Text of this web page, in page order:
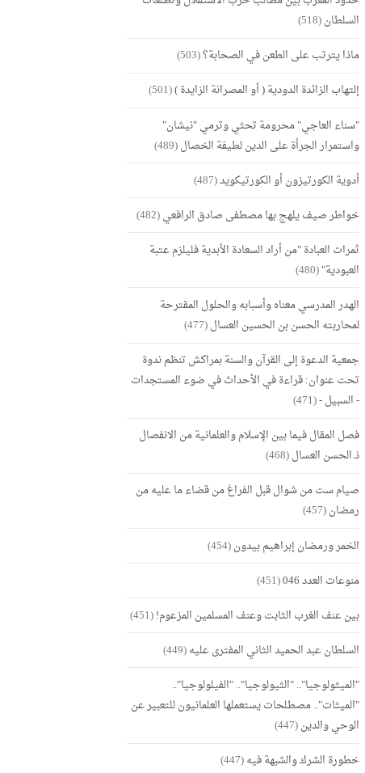
السلطان(518)
ماذا يترتب على الطعن في الصحابة؟(503)
إلتهاب الزائدة الدودية ( أو المصرانة الزايدة )(501)
"سناء العاجي" محرومة تحثي وترمي "نيشان"
واستمرار الجرأة على الدين لطيفة الخصال(489)
أدوية الكورتيزون أو الكورتيكويد(487)
خواطر صيف يلهج بها مصطفى صادق الرافعي(482)
ثمرات العبادة "من أراد السعادة الأبدية فليلزم عتبة
العبودية"(480)
الهدر المدرسي معناه وأسبابه والحلول المقترحة
لمحاربته الحسن بن الحسين العسال(477)
جمعية الدعوة إلى القرآن والسنة بمراكش تنظم ندوة
تحت عنوان: قراءة في الأحداث في ضوء المستجدات
- السبيل -(471)
فصل المقال فيما بين الإسلام والعلمانية من الانفصال
ذ.الحسن العسال(468)
صيام ست من شوال قبل الفراغ من قضاء ما عليه من
رمضان(457)
الخمر ورمضان إبراهيم بيدون(454)
منوعات العدد 046
(451)
بين عنف الغرب الثابت وعنف المسلمين المزعوم!(451)
السلطان عبد الحميد الثاني المفترى عليه(449)
"الميثولوجيا".. "الثيولوجيا".. "الفيلولوجيا"..
"الميثات".. مصطلحات يستعملها العلمانيون للتعبير عن
الوحي والدين(447)
خطورة الشرك والشبهة فيه(447)